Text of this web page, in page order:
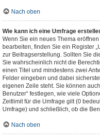
Nach oben
Wie kann ich eine Umfrage
Wenn Sie ein neues Thema
bearbeiten, finden Sie ein Register
zur Beitragserstellung. Sollten Sie
Sie wahrscheinlich nicht die
einen Titel und mindestens zwei
Felder eingeben und dabei
eigenen Zeile steht. Sie können
Benutzer“ festlegen, wie viele
Zeitlimit für die Umfrage gilt (0
Umfrage) und schließlich, ob die
Nach oben